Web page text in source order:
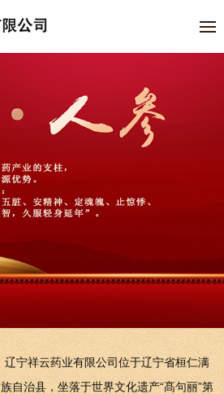
辽宁祥云药业有限公司位于辽宁省桓仁满
族自治县，坐落于世界文化遗产“髙句丽”第